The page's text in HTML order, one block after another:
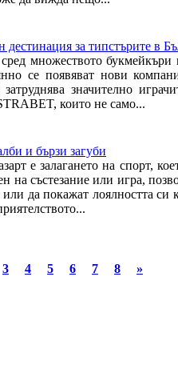
за типстърите в
множеството
се появяват нови
значително
които не само...
и бързи загуби
е залагането на спорт,
на състезание или игра,
да покажат лоялността си
3 4 5 6 7 8 »